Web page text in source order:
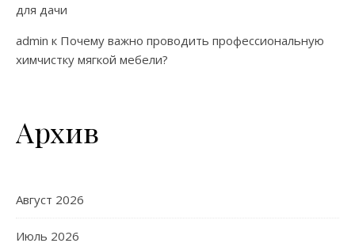
для дачи
admin к Почему важно проводить профессиональную
химчистку мягкой мебели?
Архив
Август 2026
Июль 2026